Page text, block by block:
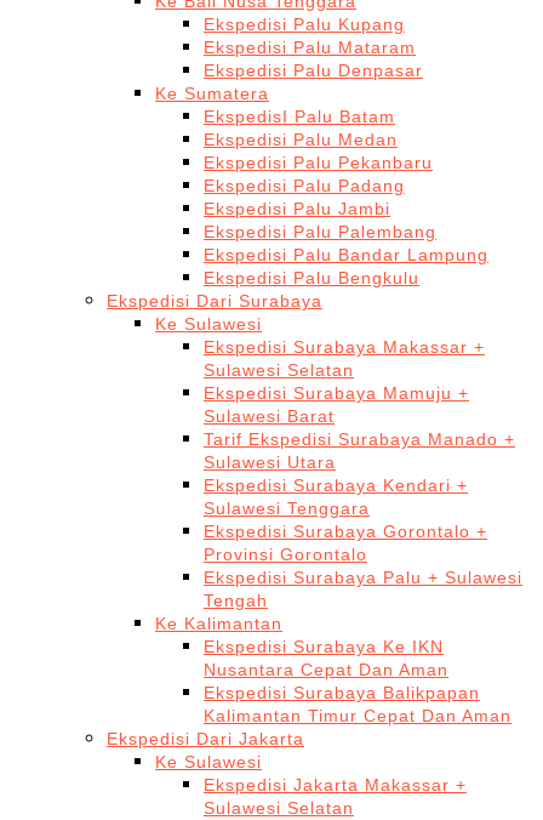
Ekspedisi Palu Kupang
Ekspedisi Palu Mataram
Ekspedisi Palu Denpasar
Ke Sumatera
EkspedisI Palu Batam
Ekspedisi Palu Medan
Ekspedisi Palu Pekanbaru
Ekspedisi Palu Padang
Ekspedisi Palu Jambi
Ekspedisi Palu Palembang
Ekspedisi Palu Bandar Lampung
Ekspedisi Palu Bengkulu
Ekspedisi Dari Surabaya
Ke Sulawesi
Ekspedisi Surabaya Makassar +
Sulawesi Selatan
Ekspedisi Surabaya Mamuju +
Sulawesi Barat
Tarif Ekspedisi Surabaya Manado +
Sulawesi Utara
Ekspedisi Surabaya Kendari +
Sulawesi Tenggara
Ekspedisi Surabaya Gorontalo +
Provinsi Gorontalo
Ekspedisi Surabaya Palu + Sulawesi
Tengah
Ke Kalimantan
Ekspedisi Surabaya Ke IKN
Nusantara Cepat Dan Aman
Ekspedisi Surabaya Balikpapan
Kalimantan Timur Cepat Dan Aman
Ekspedisi Dari Jakarta
Ke Sulawesi
Ekspedisi Jakarta Makassar +
Sulawesi Selatan